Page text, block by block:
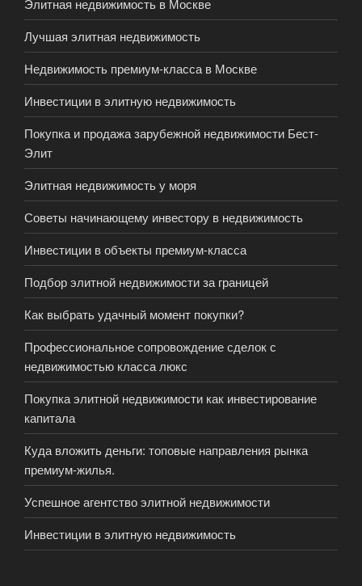
Лучшая элитная недвижимость
Недвижимость премиум-класса в Москве
Инвестиции в элитную недвижимость
Покупка и продажа зарубежной недвижимости Бест-
Элит
Элитная недвижимость у моря
Советы начинающему инвестору в недвижимость
Инвестиции в объекты премиум-класса
Подбор элитной недвижимости за границей
Как выбрать удачный момент покупки?
Профессиональное сопровождение сделок с
недвижимостью класса люкс
Покупка элитной недвижимости как инвестирование
капитала
Куда вложить деньги: топовые направления рынка
премиум-жилья.
Успешное агентство элитной недвижимости
Инвестиции в элитную недвижимость